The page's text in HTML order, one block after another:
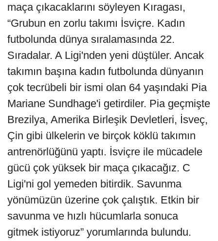
maça çıkacaklarını söyleyen Kıragası,
“Grubun en zorlu takımı İsviçre. Kadın
futbolunda dünya sıralamasında 22.
Sıradalar. A Ligi'nden yeni düştüler. Ancak
takımın başına kadın futbolunda dünyanın
çok tecrübeli bir ismi olan 64 yaşındaki Pia
Mariane Sundhage'i getirdiler. Pia geçmişte
Brezilya, Amerika Birleşik Devletleri, İsveç,
Çin gibi ülkelerin ve birçok köklü takımın
antrenörlüğünü yaptı. İsviçre ile mücadele
gücü çok yüksek bir maça çıkacağız. C
Ligi'ni gol yemeden bitirdik. Savunma
yönümüzün üzerine çok çalıştık. Etkin bir
savunma ve hızlı hücumlarla sonuca
gitmek istiyoruz” yorumlarında bulundu.